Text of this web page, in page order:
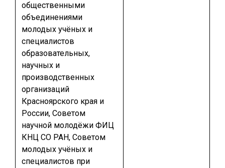
общественными
объединениями
молодых учёных и
специалистов
образовательных,
научных и
производственных
организаций
Красноярского края и
России, Советом
научной молодёжи ФИЦ
КНЦ СО РАН, Советом
молодых учёных и
специалистов при